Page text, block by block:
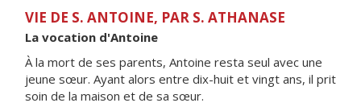
VIE DE S. ANTOINE, PAR S. ATHANASE
La vocation d'Antoine
À la mort de ses parents, Antoine resta seul avec une
jeune sœur. Ayant alors entre dix-huit et vingt ans, il prit
soin de la maison et de sa sœur.